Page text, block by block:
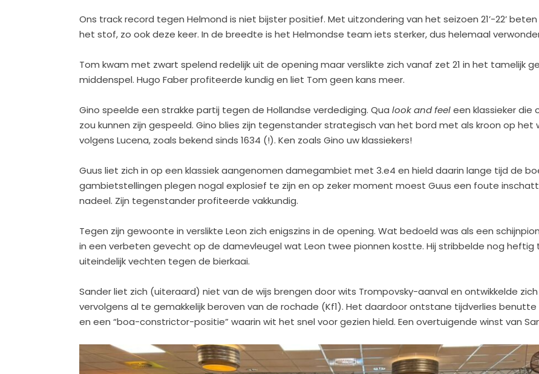
Ons track record tegen Helmond is niet bijster positief. Met uitzondering van het seizoen 21’-22’
het stof, zo ook deze keer. In de breedte is het Helmondse team iets sterker, dus helemaal
Tom kwam met zwart spelend redelijk uit de opening maar verslikte zich vanaf zet 21 in het tamelijk
middenspel. Hugo Faber profiteerde kundig en liet Tom geen kans meer.
Gino speelde een strakke partij tegen de Hollandse verdediging. Qua look and feeleen klassieker die
zou kunnen zijn gespeeld. Gino blies zijn tegenstander strategisch van het bord met als kroon op het
volgens Lucena, zoals bekend sinds 1634 (!). Ken zoals Gino uw klassiekers!
Guus liet zich in op een klassiek aangenomen damegambiet met 3.e4 en hield daarin lange tijd de
gambietstellingen plegen nogal explosief te zijn en op zeker moment moest Guus een foute
nadeel. Zijn tegenstander profiteerde vakkundig.
Tegen zijn gewoonte in verslikte Leon zich enigszins in de opening. Wat bedoeld was als een
in een verbeten gevecht op de damevleugel wat Leon twee pionnen kostte. Hij stribbelde nog heftig
uiteindelijk vechten tegen de bierkaai.
Sander liet zich (uiteraard) niet van de wijs brengen door wits Trompovsky-aanval en ontwikkelde
vervolgens al te gemakkelijk beroven van de rochade (Kf1). Het daardoor ontstane tijdverlies
en een “boa-constrictor-positie” waarin wit het snel voor gezien hield. Een overtuigende winst van